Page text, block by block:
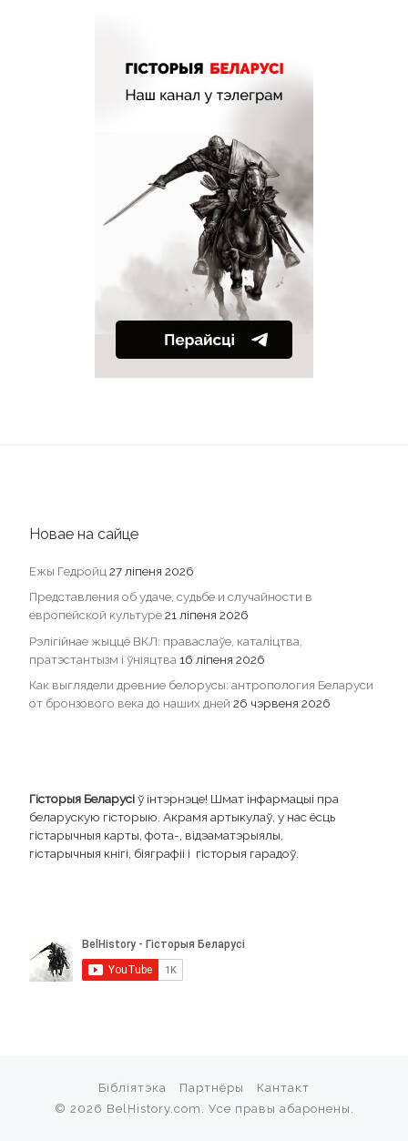
Новае на сайце
Ежы Гедройц 27 ліпеня 2026
Представления об удаче, судьбе и случайности в
европейской культуре21 ліпеня 2026
Рэлігійнае жыццё ВКЛ: праваслаўе, каталіцтва,
пратэстантызм і ўніяцтва 16 ліпеня 2026
Как выглядели древние белорусы: антропология Беларуси
от бронзового века до наших дней 26 чэрвеня 2026
Гісторыя Беларусіў інтэрнэце! Шмат інфармацыі пра
беларускую гісторыю. Акрамя артыкулаў, у нас ёсць
гістарычныя карты, фота-, відэаматэрыялы,
гістарычныя кнігі, біяграфіі і гісторыя гарадоў.
Бібліятэка Партнёры
Кантакт
© 2026 BelHistory.com . Усе правы абаронены.